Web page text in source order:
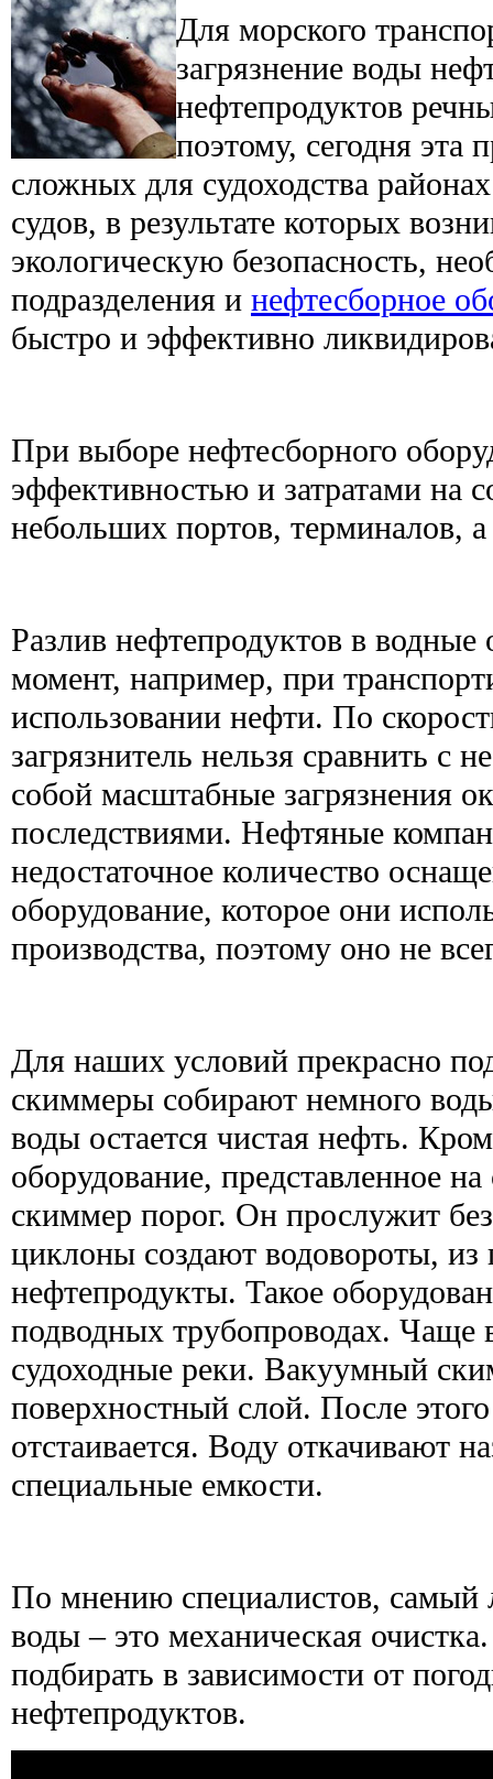
Для морского
загрязнение воды
нефтепродуктов
поэтому, сегодня эта
сложных для судоходства
судов, в результате которых
экологическую безопасность,
подразделения и нефтесборное
быстро и эффективно
При выборе нефтесборного
эффективностью и затратами на
небольших портов, терминалов,
Разлив нефтепродуктов в
момент, например, при
использовании нефти. По
загрязнитель нельзя сравнить с
собой масштабные загрязнения
последствиями. Нефтяные
недостаточное количество
оборудование, которое они
производства, поэтому оно не
Для наших условий прекрасно
скиммеры собирают немного
воды остается чистая нефть.
оборудование, представленное
скиммер порог. Он прослужит
циклоны создают водовороты,
нефтепродукты. Такое
подводных трубопроводах. Чаще
судоходные реки. Вакуумный
поверхностный слой. После
отстаивается. Воду откачивают
специальные емкости.
По мнению специалистов, самый
воды – это механическая
подбирать в зависимости от
нефтепродуктов.